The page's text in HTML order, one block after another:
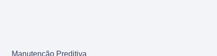
Manutenção Preditiva